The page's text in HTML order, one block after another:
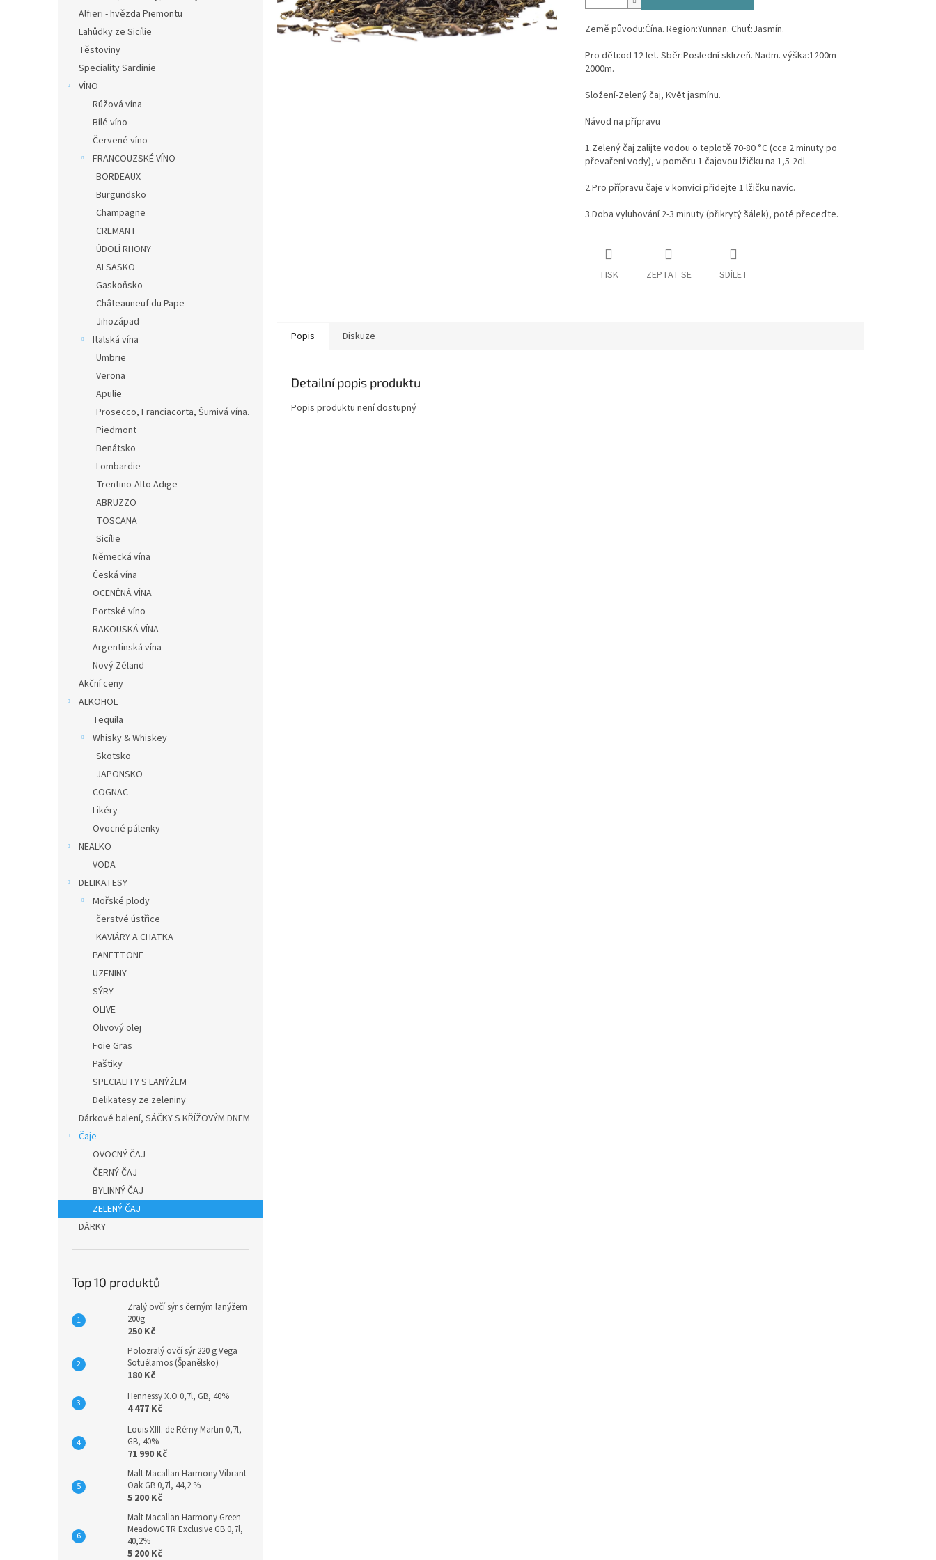
Alfieri - hvězda Piemontu
Lahůdky ze Sicílie
Těstoviny
Speciality Sardinie
VÍNO
Růžová vína
Bílé víno
Červené víno
FRANCOUZSKÉ VÍNO
BORDEAUX
Burgundsko
Champagne
CREMANT
ÚDOLÍ RHONY
ALSASKO
Gaskoňsko
Châteauneuf du Pape
Jihozápad
Italská vína
Umbrie
Verona
Apulie
Prosecco, Franciacorta, Šumivá vína.
Piedmont
Benátsko
Lombardie
Trentino-Alto Adige
ABRUZZO
TOSCANA
Sicílie
Německá vína
Česká vína
OCENĚNÁ VÍNA
Portské víno
RAKOUSKÁ VÍNA
Argentinská vína
Nový Zéland
Akční ceny
ALKOHOL
Tequila
Whisky & Whiskey
Skotsko
JAPONSKO
COGNAC
Likéry
Ovocné pálenky
NEALKO
VODA
DELIKATESY
Mořské plody
čerstvé ústřice
KAVIÁRY A CHATKA
PANETTONE
UZENINY
SÝRY
OLIVE
Olivový olej
Foie Gras
Paštiky
SPECIALITY S LANÝŽEM
Delikatesy ze zeleniny
Dárkové balení, SÁČKY S KŘÍŽOVÝM DNEM
Čaje
OVOCNÝ ČAJ
ČERNÝ ČAJ
BYLINNÝ ČAJ
ZELENÝ ČAJ
DÁRKY
Top 10 produktů
Zralý ovčí sýr s černým lanýžem
200g
250 Kč
Polozralý ovčí sýr 220 g Vega
Sotuélamos (Španělsko)
180 Kč
Hennessy X.O 0,7l, GB, 40%
4 477 Kč
Louis XIII. de Rémy Martin 0,7l,
GB, 40%
71 990 Kč
Malt Macallan Harmony Vibrant
Oak GB 0,7l, 44,2 %
5 200 Kč
Malt Macallan Harmony Green
MeadowGTR Exclusive GB 0,7l,
40,2%
5 200 Kč
Země původu:Čína. Region:Yunnan. Chuť:Jasmín.
Pro děti:od 12 let. Sběr:Poslední sklizeň. Nadm. výška:1200m -
2000m.
Složení-Zelený čaj, Květ jasmínu.
Návod na přípravu
1.Zelený čaj zalijte vodou o teplotě 70-80 °C (cca 2 minuty po
převaření vody), v poměru 1 čajovou lžičku na 1,5-2dl.
2.Pro přípravu čaje v konvici přidejte 1 lžičku navíc.
3.Doba vyluhování 2-3 minuty (přikrytý šálek), poté přeceďte.
TISK ZEPTAT SE SDÍLET
Popis Diskuze
Detailní popis produktu
Popis produktu není dostupný